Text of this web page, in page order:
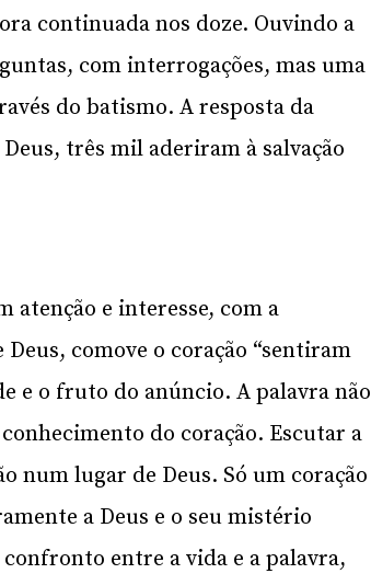
continuada nos doze. Ouvindo a
com interrogações, mas uma
do batismo. A resposta da
três mil aderiram à salvação
atenção e interesse, com a
comove o coração “sentiram
e o fruto do anúncio. A palavra não
do coração. Escutar a
num lugar de Deus. Só um coração
a Deus e o seu mistério
confronto entre a vida e a palavra,